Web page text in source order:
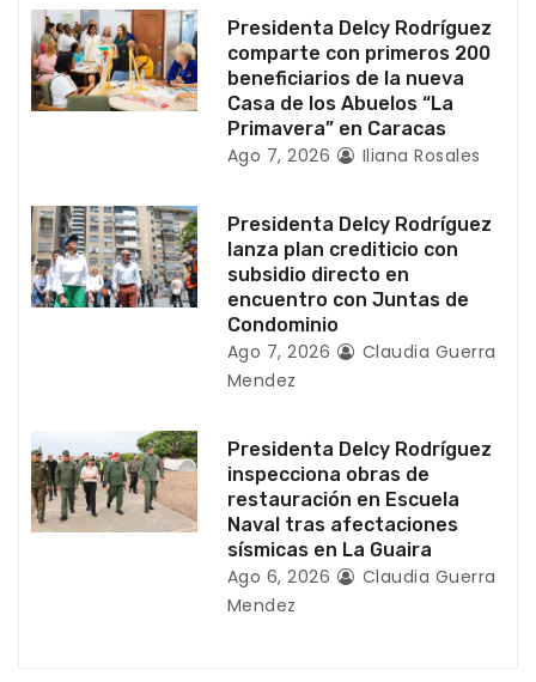
e
n
t
a
d
Presidenta Delcy Rodríguez
comparte con primeros 200
beneficiarios de la nueva
Casa de los Abuelos “La
Primavera” en Caracas
Ago 7, 2026 Iliana Rosales
Presidenta Delcy Rodríguez
lanza plan crediticio con
subsidio directo en
encuentro con Juntas de
Condominio
Ago 7, 2026
Claudia Guerra
Mendez
Presidenta Delcy Rodríguez
inspecciona obras de
restauración en Escuela
Naval tras afectaciones
sísmicas en La Guaira
Ago 6, 2026
Claudia Guerra
Mendez